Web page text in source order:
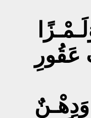
عَقُورِ